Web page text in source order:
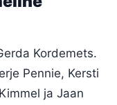
Kordemets.
Pennie, Kersti
ja Jaan